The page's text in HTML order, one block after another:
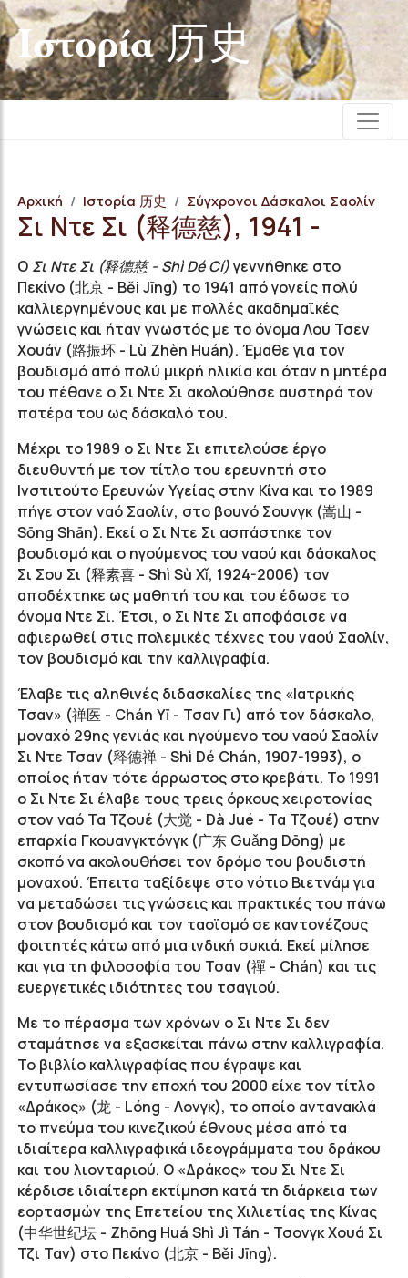
Iστορία 历史
Αρχική Iστορία 历史 Σύγχρονοι Δάσκαλοι Σαολίν
Σι Ντε Σι (释德慈), 1941 -
Ο Σι Ντε Σι (释德慈 - Shì Dé Cí)γεννήθηκε στο
Πεκίνο (北京 - Běi Jīng) το 1941 από γονείς πολύ
καλλιεργημένους και με πολλές ακαδημαϊκές
γνώσεις και ήταν γνωστός με το όνομα Λου Τσεν
Χουάν (路振环 - Lù Zhèn Huán). Έμαθε για τον
βουδισμό από πολύ μικρή ηλικία και όταν η μητέρα
του πέθανε ο Σι Ντε Σι ακολούθησε αυστηρά τον
πατέρα του ως δάσκαλό του.
Μέχρι το 1989 ο Σι Ντε Σι επιτελούσε έργο
διευθυντή με τον τίτλο του ερευνητή στο
Ινστιτούτο Ερευνών Υγείας στην Κίνα και το 1989
πήγε στον ναό Σαολίν, στο βουνό Σουνγκ (嵩山 -
Sōng Shān). Εκεί ο Σι Ντε Σι ασπάστηκε τον
βουδισμό και ο ηγούμενος του ναού και δάσκαλος
Σι Σου Σι (释素喜 - Shì Sù Xǐ, 1924-2006) τον
αποδέχτηκε ως μαθητή του και του έδωσε το
όνομα Ντε Σι. Έτσι, ο Σι Ντε Σι αποφάσισε να
αφιερωθεί στις πολεμικές τέχνες του ναού Σαολίν,
τον βουδισμό και την καλλιγραφία.
Έλαβε τις αληθινές διδασκαλίες της «Ιατρικής
Τσαν» (禅医 - Chán Yī - Τσαν Γι) από τον δάσκαλο,
μοναχό 29ης γενιάς και ηγούμενο του ναού Σαολίν
Σι Ντε Τσαν (释德禅 - Shì Dé Chán, 1907-1993), ο
οποίος ήταν τότε άρρωστος στο κρεβάτι. Το 1991
ο Σι Ντε Σι έλαβε τους τρεις όρκους χειροτονίας
στον ναό Τα Τζουέ (大觉 - Dà Jué - Τα Τζουέ) στην
επαρχία Γκουανγκτόνγκ (广东 Guǎng Dōng) με
σκοπό να ακολουθήσει τον δρόμο του βουδιστή
μοναχού. Έπειτα ταξίδεψε στο νότιο Βιετνάμ για
να μεταδώσει τις γνώσεις και πρακτικές του πάνω
στον βουδισμό και τον ταοϊσμό σε καντονέζους
φοιτητές κάτω από μια ινδική συκιά. Εκεί μίλησε
και για τη φιλοσοφία του Τσαν (禪 - Chán) και τις
ευεργετικές ιδιότητες του τσαγιού.
Με το πέρασμα των χρόνων ο Σι Ντε Σι δεν
σταμάτησε να εξασκείται πάνω στην καλλιγραφία.
Το βιβλίο καλλιγραφίας που έγραψε και
εντυπωσίασε την εποχή του 2000 είχε τον τίτλο
«Δράκος» (龙 - Lóng - Λονγκ), το οποίο αντανακλά
το πνεύμα του κινεζικού έθνους μέσα από τα
ιδιαίτερα καλλιγραφικά ιδεογράμματα του δράκου
και του λιονταριού. Ο «Δράκος» του Σι Ντε Σι
κέρδισε ιδιαίτερη εκτίμηση κατά τη διάρκεια των
εορτασμών της Επετείου της Χιλιετίας της Κίνας
(中华世纪坛 - Zhōng Huá Shì Jì Tán - Τσονγκ Χουά Σι
Τζι Ταν) στο Πεκίνο (北京 - Běi Jīng).